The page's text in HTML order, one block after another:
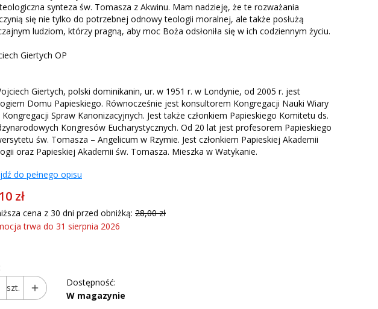
synteza św. Tomasza z Akwinu. Mam nadzieję, że te rozważania
się nie tylko do potrzebnej odnowy teologii moralnej, ale także posłużą
ludziom, którzy pragną, aby moc Boża odsłoniła się w ich codziennym życiu.
Giertych OP
Giertych, polski dominikanin, ur. w 1951 r. w Londynie, od 2005 r. jest
Domu Papieskiego. Równocześnie jest konsultorem Kongregacji Nauki Wiary
Spraw Kanonizacyjnych. Jest także członkiem Papieskiego Komitetu ds.
Kongresów Eucharystycznych. Od 20 lat jest profesorem Papieskiego
św. Tomasza – Angelicum w Rzymie. Jest członkiem Papieskiej Akademii
oraz Papieskiej Akademii św. Tomasza. Mieszka w Watykanie.
do pełnego opisu
zł
cena z 30 dni przed obniżką: 28,00 zł
trwa do 31 sierpnia 2026
szt.
Dostępność:
W magazynie